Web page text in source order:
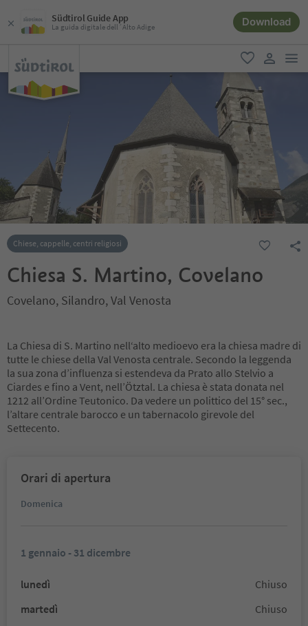
Südtirol Guide App
La guida digitale dell´Alto Adige Download
favoriti
user link
Chiese, cappelle, centri religiosi
Chiesa S. Martino, Covelano
Covelano, Silandro, Val Venosta
La Chiesa di S. Martino nell‘alto medioevo era la chiesa madre di
tutte le chiese della Val Venosta centrale. Secondo la leggenda
la sua zona d’influenza si estendeva da Prato allo Stelvio a
Ciardes e fino a Vent, nell’Ötztal. La chiesa è stata donata nel
1212 all’Ordine Teutonico. Da vedere un polittico del 15° sec.,
l’altare centrale barocco e un tabernacolo girevole del
Settecento.
Orari di apertura
Domenica
1 gennaio - 31 dicembre
lunedì
Chiuso
martedì
Chiuso